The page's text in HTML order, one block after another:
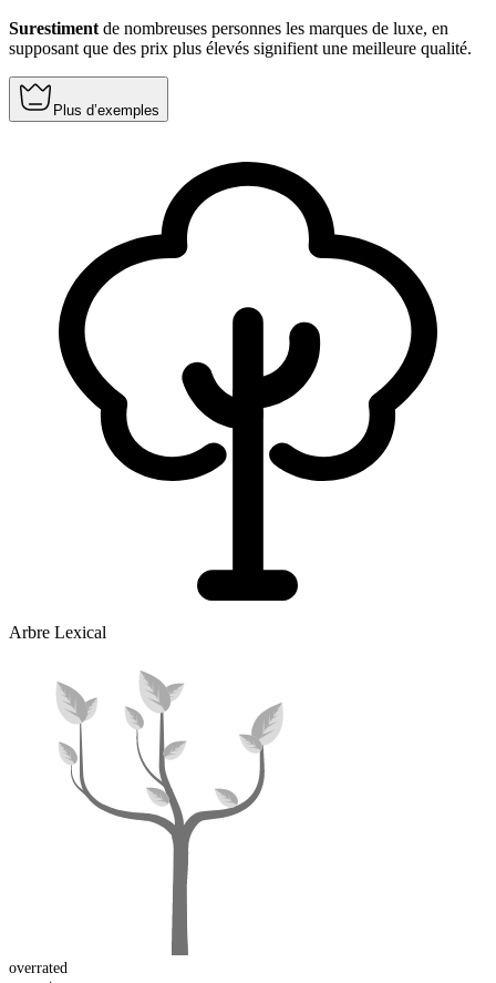
Surestiment de nombreuses personnes les marques de luxe, en
supposant que des prix plus élevés signifient une meilleure qualité.
Plus d’exemples
Arbre Lexical
overrated